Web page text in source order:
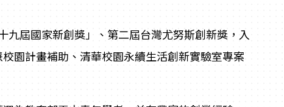
屆國家新創獎」、第二屆台灣尤努斯創新獎，入
園計畫補助、清華校園永續生活創新實驗室專案